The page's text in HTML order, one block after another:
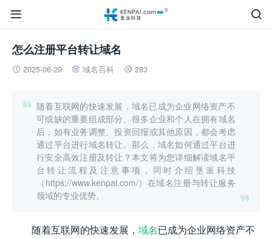


怎么注册平台转让域名
 2025-06-29  域名百科  283


随着互联网的快速发展，域名已成为企业网络资产不
可或缺的重要组成部分。很多企业和个人在拥有域名
后，如有业务调整、投资回报或其他原因，都会考虑
通过平台进行域名转让。那么，域名如何通过平台进
行安全高效注册及转让？本文将为您详细解读域名平
台转让流程及注意事项，同时介绍垦派科技
（https://www.kenpai.com/）在域名注册与转让服务
领域的专业优势。
随着互联网的快速发展， 域名已成为企业网络资产不